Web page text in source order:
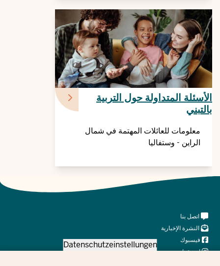
Datenschutzeinstellungen
الأسئلة المتداولة حول التربية
بالتبني
معلومات للعائلات المهتمة في شمال
الراين - وستفاليا
Meta
Navi
Social
اتصل بنا
النشرة الإخبارية
فيسبوك
انستقرام